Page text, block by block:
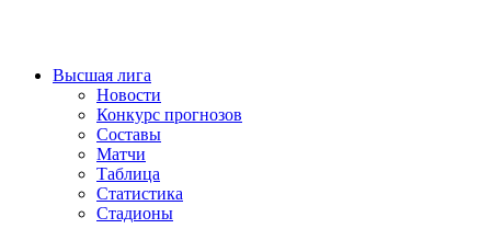
Высшая лига
Новости
Конкурс прогнозов
Составы
Матчи
Таблица
Статистика
Стадионы